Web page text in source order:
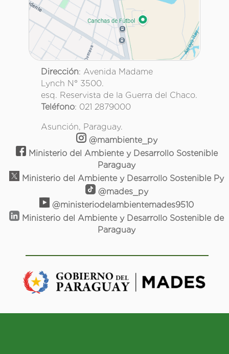
Dirección: Avenida Madame
Lynch N° 3500.
esq. Reservista de la Guerra del Chaco.
Teléfono: 021 2879000
Asunción, Paraguay.
@mambiente_py
Ministerio del Ambiente y Desarrollo Sostenible
Paraguay
Ministerio del Ambiente y Desarrollo Sostenible Py
@mades_py
@ministeriodelambientemades9510
Ministerio del Ambiente y Desarrollo Sostenible de
Paraguay